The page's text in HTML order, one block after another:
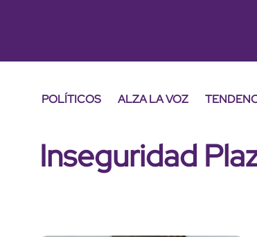
POLÍTICOS ALZA LA VOZ
Inseguridad